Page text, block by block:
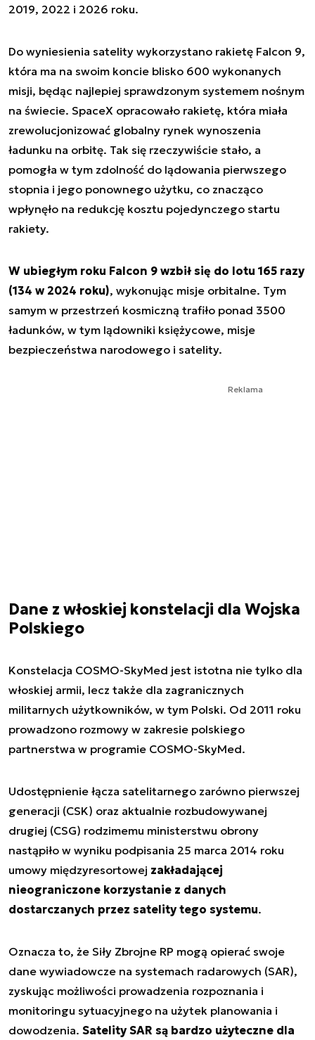
2019, 2022 i 2026 roku.
Do wyniesienia satelity wykorzystano rakietę Falcon 9,
która ma na swoim koncie blisko 600 wykonanych
misji, będąc najlepiej sprawdzonym systemem nośnym
na świecie. SpaceX opracowało rakietę, która miała
zrewolucjonizować globalny rynek wynoszenia
ładunku na orbitę. Tak się rzeczywiście stało, a
pomogła w tym zdolność do lądowania pierwszego
stopnia i jego ponownego użytku, co znacząco
wpłynęło na redukcję kosztu pojedynczego startu
rakiety.
W ubiegłym roku Falcon 9 wzbił się do lotu 165 razy
(134 w 2024 roku), wykonując misje orbitalne. Tym
samym w przestrzeń kosmiczną trafiło ponad 3500
ładunków, w tym lądowniki księżycowe, misje
bezpieczeństwa narodowego i satelity.
Reklama
Dane z włoskiej konstelacji dla Wojska
Polskiego
Konstelacja COSMO-SkyMed jest istotna nie tylko dla
włoskiej armii, lecz także dla zagranicznych
militarnych użytkowników, w tym Polski. Od 2011 roku
prowadzono rozmowy w zakresie polskiego
partnerstwa w programie COSMO-SkyMed.
Udostępnienie łącza satelitarnego zarówno pierwszej
generacji (CSK) oraz aktualnie rozbudowywanej
drugiej (CSG) rodzimemu ministerstwu obrony
nastąpiło w wyniku podpisania 25 marca 2014 roku
umowy międzyresortowej zakładającej
nieograniczone korzystanie z danych
dostarczanych przez satelity tego systemu.
Oznacza to, że Siły Zbrojne RP mogą opierać swoje
dane wywiadowcze na systemach radarowych (SAR),
zyskując możliwości prowadzenia rozpoznania i
monitoringu sytuacyjnego na użytek planowania i
dowodzenia. Satelity SAR są bardzo użyteczne dla